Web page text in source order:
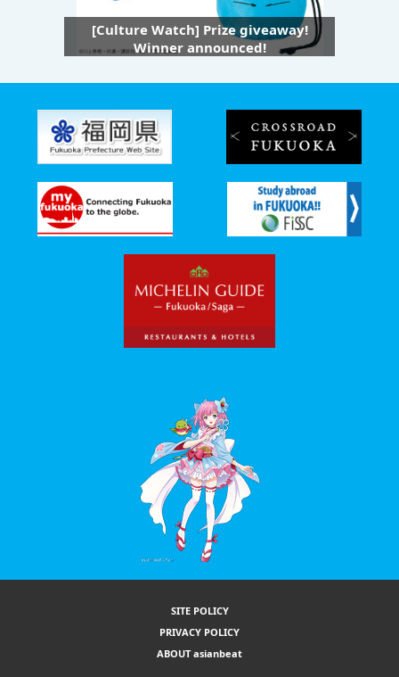
[Culture Watch] Prize giveaway!
Winner announced!
SITE POLICY
PRIVACY POLICY
ABOUT asianbeat